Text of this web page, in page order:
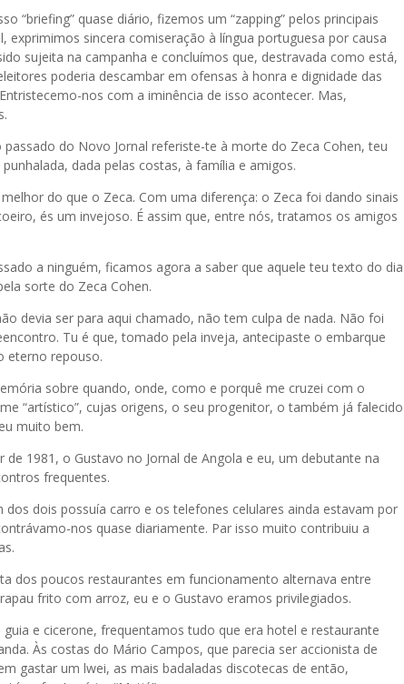
“briefing” quase diário, fizemos um “zapping” pelos principais
exprimimos sincera comiseração à língua portuguesa por causa
sujeita na campanha e concluímos que, destravada como está,
poderia descambar em ofensas à honra e dignidade das
nos com a iminência de isso acontecer. Mas,
do Novo Jornal referiste-te à morte do Zeca Cohen, teu
dada pelas costas, à família e amigos.
do que o Zeca. Com uma diferença: o Zeca foi dando sinais
és um invejoso. É assim que, entre nós, tratamos os amigos
a ninguém, ficamos agora a saber que aquele teu texto do dia
sorte do Zeca Cohen.
devia ser para aqui chamado, não tem culpa de nada. Não foi
Tu é que, tomado pela inveja, antecipaste o embarque
eterno repouso.
sobre quando, onde, como e porquê me cruzei com o
“artístico”, cujas origens, o seu progenitor, o também já falecido
muito bem.
1981, o Gustavo no Jornal de Angola e eu, um debutante na
frequentes.
dois possuía carro e os telefones celulares ainda estavam por
nos quase diariamente. Par isso muito contribuiu a
dos poucos restaurantes em funcionamento alternava entre
frito com arroz, eu e o Gustavo eramos privilegiados.
e cicerone, frequentamos tudo que era hotel e restaurante
Às costas do Mário Campos, que parecia ser accionista de
gastar um lwei, as mais badaladas discotecas de então,